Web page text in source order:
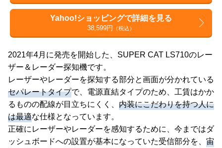
Yahoo!ショッピングで詳細を見る
38,599円 （税込）
2021年4月に発売を開始した、SUPER CAT LS710のレー
ザー＆レーダー探知機です。
レーザーやレーダーを探知する部分と画面が分かれている
セパレートタイプで、電源直結タイプのため、工賃はかか
るものの配線が目立ちにくく、 内装にこだわりを持つ人に
は最適な仕様となっています。
正確にレーザーやレーダーを感知するために、今まではダ
ッシュボードへの設置が基本になっていた受信部分を、 宙